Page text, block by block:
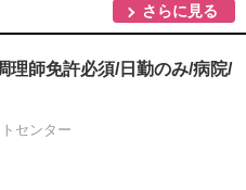
さらに見る
理師免許必須/日勤のみ/病院/
センター